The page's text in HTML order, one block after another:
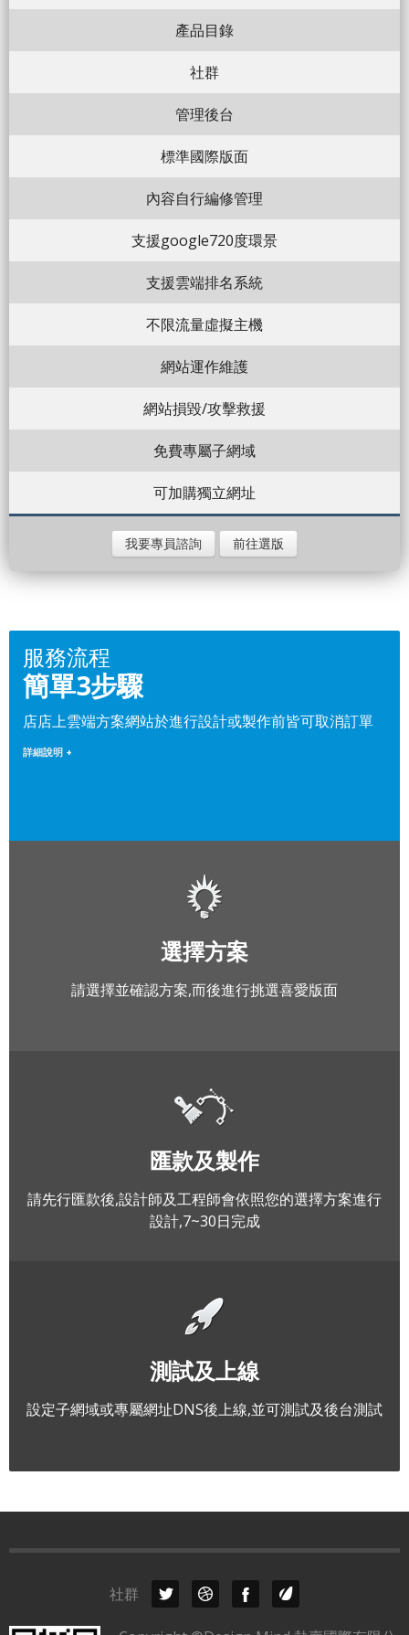
產品目錄
社群
管理後台
標準國際版面
內容自行編修管理
支援google720度環景
支援雲端排名系統
不限流量虛擬主機
網站運作維護
網站損毀/攻擊救援
免費專屬子網域
可加購獨立網址
我要專員諮詢 前往選版
服務流程
簡單3步驟
店店上雲端方案網站於進行設計或製作前皆可取消訂單
詳細說明 +
選擇方案
請選擇並確認方案,而後進行挑選喜愛版面
匯款及製作
請先行匯款後,設計師及工程師會依照您的選擇方案進行
設計,7~30日完成
測試及上線
設定子網域或專屬網址DNS後上線,並可測試及後台測試
社群